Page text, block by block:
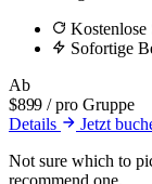
Kostenlose
Sofortige
Ab
$899 / pro Gruppe
Details
Jetzt
Not sure which to
recommend one.